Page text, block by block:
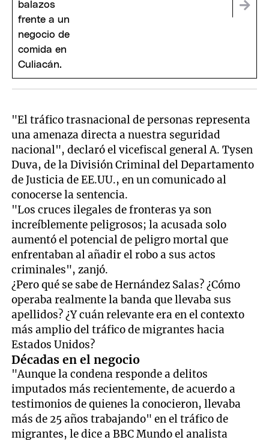
"El tráfico trasnacional de personas representa
una amenaza directa a nuestra seguridad
nacional", declaró el vicefiscal general A. Tysen
Duva, de la División Criminal del Departamento
de Justicia de EE.UU., en un comunicado al
conocerse la sentencia.
"Los cruces ilegales de fronteras ya son
increíblemente peligrosos; la acusada solo
aumentó el potencial de peligro mortal que
enfrentaban al añadir el robo a sus actos
criminales", zanjó.
¿Pero qué se sabe de Hernández Salas? ¿Cómo
operaba realmente la banda que llevaba sus
apellidos? ¿Y cuán relevante era en el contexto
más amplio del tráfico de migrantes hacia
Estados Unidos?
Décadas en el negocio
"Aunque la condena responde a delitos
imputados más recientemente, de acuerdo a
testimonios de quienes la conocieron, llevaba
más de 25 años trabajando" en el tráfico de
migrantes, le dice a BBC Mundo el analista